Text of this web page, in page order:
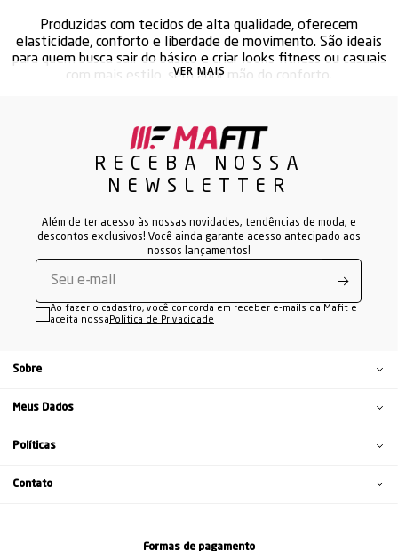
Produzidas com tecidos de alta qualidade, oferecem
elasticidade, conforto e liberdade de movimento. São ideais
para quem busca sair do básico e criar looks fitness ou casuais
com mais estilo, sem abrir mão do conforto.
no dia a dia.
VER MAIS
RECEBA NOSSA
NEWSLETTER
Além de ter acesso às nossas novidades, tendências de moda, e
descontos exclusivos! Você ainda garante acesso antecipado aos
nossos lançamentos!
Ao fazer o cadastro, você concorda em receber e-mails da Mafit e
aceita nossa Política de Privacidade
Sobre
Meus Dados
Políticas
Contato
Formas de pagamento